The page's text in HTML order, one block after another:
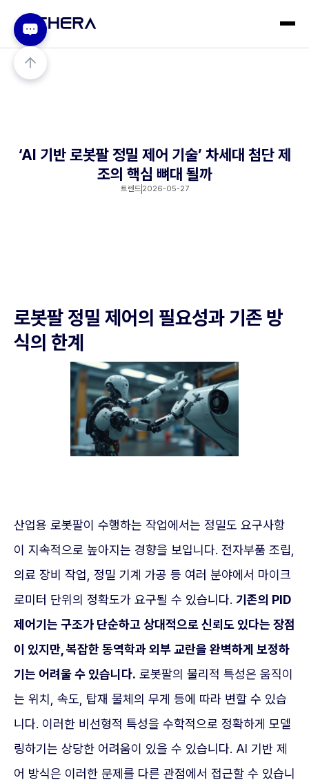
‘AI 기반 로봇팔 정밀 제어 기술’ 차세대 첨단 제
조의 핵심 뼈대 될까
트렌드 2026-05-27
로봇팔 정밀 제어의 필요성과 기존 방
식의 한계
산업용 로봇팔이 수행하는 작업에서는 정밀도 요구사항
이 지속적으로 높아지는 경향을 보입니다. 전자부품 조립,
의료 장비 작업, 정밀 기계 가공 등 여러 분야에서 마이크
로미터 단위의 정확도가 요구될 수 있습니다. 기존의 PID
제어기는 구조가 단순하고 상대적으로 신뢰도 있다는 장점
이 있지만, 복잡한 동역학과 외부 교란을 완벽하게 보정하
기는 어려울 수 있습니다. 로봇팔의 물리적 특성은 움직이
는 위치, 속도, 탑재 물체의 무게 등에 따라 변할 수 있습
니다. 이러한 비선형적 특성을 수학적으로 정확하게 모델
링하기는 상당한 어려움이 있을 수 있습니다. AI 기반 제
어 방식은 이러한 문제를 다른 관점에서 접근할 수 있습니